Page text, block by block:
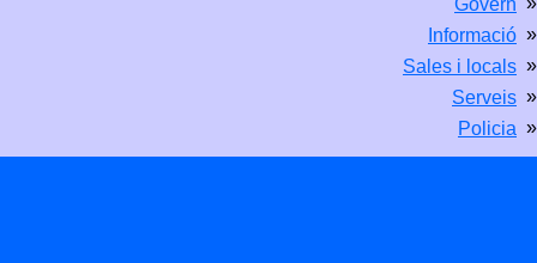
Govern
Informació »
Sales i locals »
Serveis »
Policia »